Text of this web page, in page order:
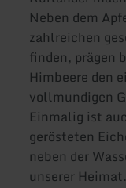
Neben dem
zahlreichen
finden, prägen
Himbeere den
vollmundigen
Einmalig ist
gerösteten
neben der
unserer Heimat.